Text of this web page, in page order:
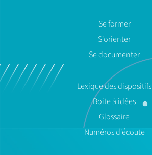
Se former
S'orienter
Se documenter
Lexique des dispositifs
Boite à idées
Glossaire
Numéros d'écoute